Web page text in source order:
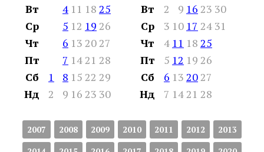
Вт
4 11 18 25
Ср
5 12 19 26
Чт
6 13 2027
Пт
7 1421 28
Сб
1 8 15 22 29
Нд
2 9 16 23 30
Вт
2 9 16 23 30
Ср
3 10 17 24 31
Чт
4 11 18 25
Пт
5 12 19 26
Сб
6 13 2027
Нд
7 1421 28
2007 2008 2009 2010 2011 2012
2013